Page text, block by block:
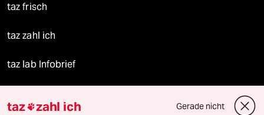
taz frisch
taz zahl ich
taz lab Infobrief
taz zahl ich Gerade nicht